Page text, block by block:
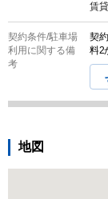
賃
契約条件/駐車場
利用に関する備
考
契
料2
地図